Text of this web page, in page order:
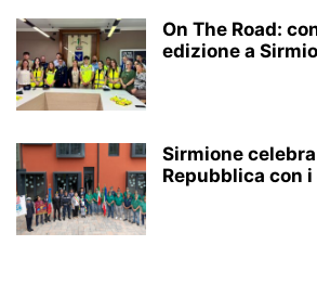
On The Road:
edizione a
Sirmione
Repubblica con